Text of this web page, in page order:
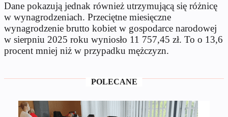
Dane pokazują jednak również utrzymującą się różnicę
w wynagrodzeniach. Przeciętne miesięczne
wynagrodzenie brutto kobiet w gospodarce narodowej
w sierpniu 2025 roku wyniosło 11 757,45 zł. To o 13,6
procent mniej niż w przypadku mężczyzn.
POLECANE